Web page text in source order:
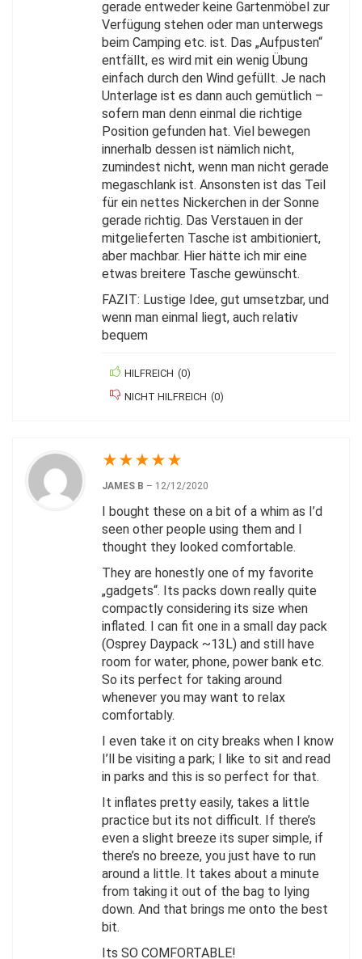
gerade entweder keine Gartenmöbel zur
Verfügung stehen oder man unterwegs
beim Camping etc. ist. Das „Aufpusten“
entfällt, es wird mit ein wenig Übung
einfach durch den Wind gefüllt. Je nach
Unterlage ist es dann auch gemütlich –
sofern man denn einmal die richtige
Position gefunden hat. Viel bewegen
innerhalb dessen ist nämlich nicht,
zumindest nicht, wenn man nicht gerade
megaschlank ist. Ansonsten ist das Teil
für ein nettes Nickerchen in der Sonne
gerade richtig. Das Verstauen in der
mitgelieferten Tasche ist ambitioniert,
aber machbar. Hier hätte ich mir eine
etwas breitere Tasche gewünscht.
FAZIT: Lustige Idee, gut umsetzbar, und
wenn man einmal liegt, auch relativ
bequem
HILFREICH (0)
NICHT HILFREICH (0)
★★★★★
JAMES B – 12/12/2020
I bought these on a bit of a whim as I’d
seen other people using them and I
thought they looked comfortable.
They are honestly one of my favorite
„gadgets“. Its packs down really quite
compactly considering its size when
inflated. I can fit one in a small day pack
(Osprey Daypack ~13L) and still have
room for water, phone, power bank etc.
So its perfect for taking around
whenever you may want to relax
comfortably.
I even take it on city breaks when I know
I’ll be visiting a park; I like to sit and read
in parks and this is so perfect for that.
It inflates pretty easily, takes a little
practice but its not difficult. If there’s
even a slight breeze its super simple, if
there’s no breeze, you just have to run
around a little. It takes about a minute
from taking it out of the bag to lying
down. And that brings me onto the best
bit.
Its SO COMFORTABLE!